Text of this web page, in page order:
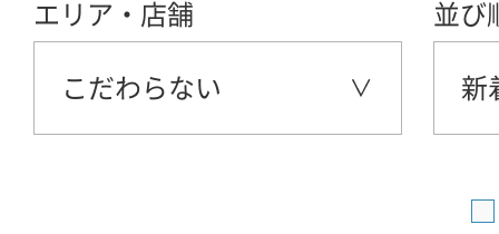
エリア・店舗
こだわらない
並び
新